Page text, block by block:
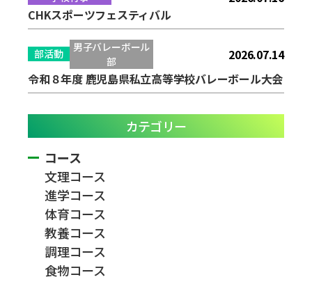
CHKスポーツフェスティバル
部活動
男子バレーボール
部
2026.07.14
令和８年度 鹿児島県私立高等学校バレーボール大会
カテゴリー
コース
文理コース
進学コース
体育コース
教養コース
調理コース
食物コース